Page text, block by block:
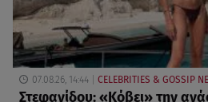
07.08.26, 14:44 CELEBRITIES & GOSSIP
Στεφανίδου: «Κόβει» την